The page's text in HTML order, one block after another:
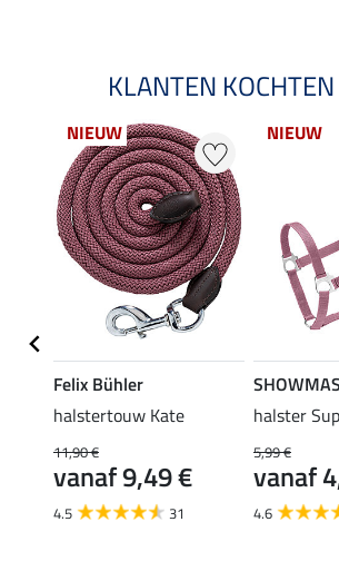
KLANTEN
NIEUW
Felix Bühler
halstertouw Kate
11,90 €
vanaf 9,49 €
4.5 31
NIEUW
halster
5,99 €
vanaf
4.6